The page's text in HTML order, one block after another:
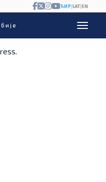
ЋИР|LAT|EN